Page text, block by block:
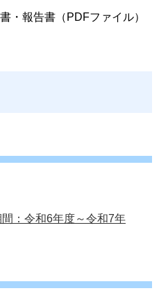
・報告書（PDFファイル）
：令和6年度～令和7年